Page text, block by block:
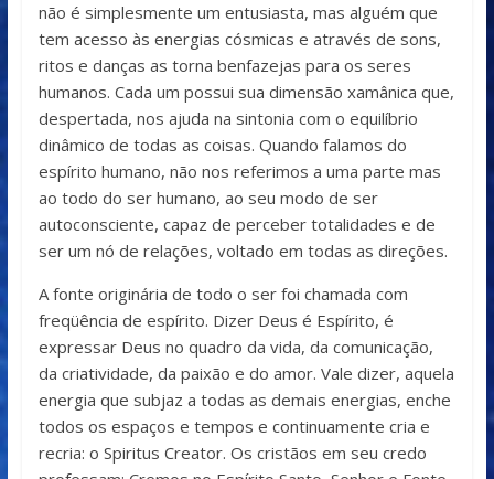
não é simplesmente um entusiasta, mas alguém que
tem acesso às energias cósmicas e através de sons,
ritos e danças as torna benfazejas para os seres
humanos. Cada um possui sua dimensão xamânica que,
despertada, nos ajuda na sintonia com o equilíbrio
dinâmico de todas as coisas. Quando falamos do
espírito humano, não nos referimos a uma parte mas
ao todo do ser humano, ao seu modo de ser
autoconsciente, capaz de perceber totalidades e de
ser um nó de relações, voltado em todas as direções.
A fonte originária de todo o ser foi chamada com
freqüência de espírito. Dizer Deus é Espírito, é
expressar Deus no quadro da vida, da comunicação,
da criatividade, da paixão e do amor. Vale dizer, aquela
energia que subjaz a todas as demais energias, enche
todos os espaços e tempos e continuamente cria e
recria: o Spiritus Creator. Os cristãos em seu credo